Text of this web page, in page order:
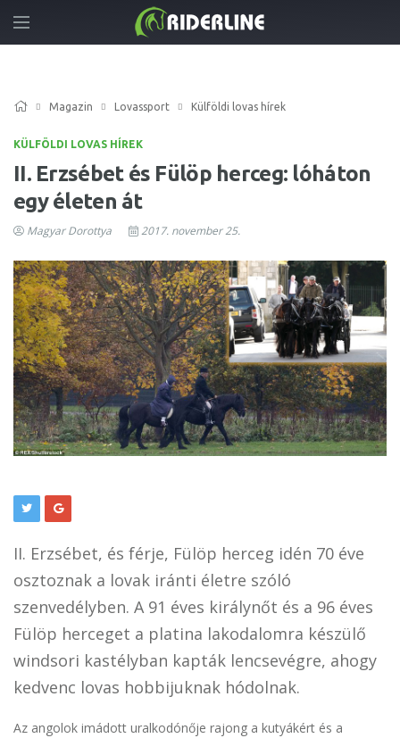
Magazin Lovassport Külföldi lovas hírek
KÜLFÖLDI LOVAS HÍREK
II. Erzsébet és Fülöp herceg: lóháton
egy életen át
Magyar Dorottya 2017. november 25.
II. Erzsébet, és férje, Fülöp herceg idén 70 éve
osztoznak a lovak iránti életre szóló
szenvedélyben. A 91 éves királynőt és a 96 éves
Fülöp herceget a platina lakodalomra készülő
windsori kastélyban kapták lencsevégre, ahogy
kedvenc lovas hobbijuknak hódolnak.
Az angolok imádott uralkodónője rajong a kutyákért és a